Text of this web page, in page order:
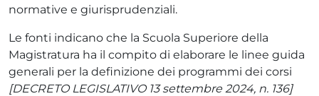
normative e giurisprudenziali.
Le fonti indicano che la Scuola Superiore della
Magistratura ha il compito di elaborare le linee guida
generali per la definizione dei programmi dei corsi
[DECRETO LEGISLATIVO 13 settembre 2024, n. 136]